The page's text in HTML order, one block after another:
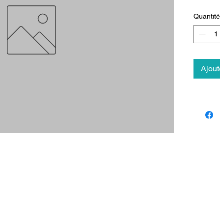
Quantité